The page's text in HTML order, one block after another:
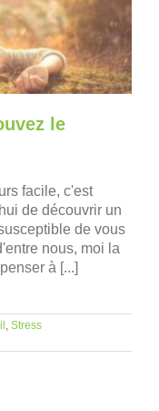
le
facile, c'est
de découvrir un
de vous
nous, moi la
à [...]
Stress